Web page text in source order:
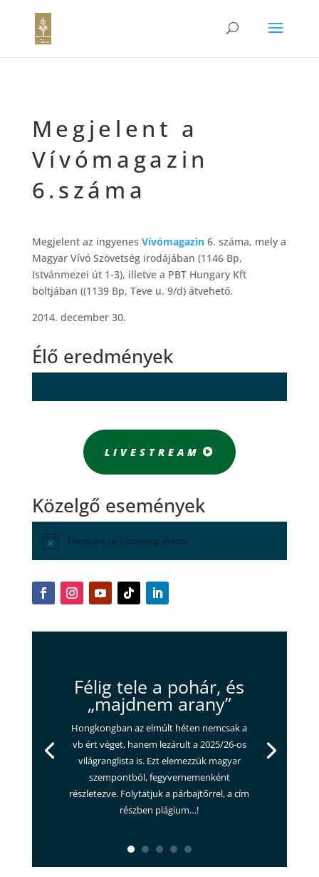
Megjelent a
Vívómagazin
6.száma
Megjelent az ingyenes Vívómagazin 6. száma, mely a
Magyar Vívó Szövetség irodájában (1146 Bp,
Istvánmezei út 1-3), illetve a PBT Hungary Kft
boltjában ((1139 Bp, Teve u. 9/d) átvehető.
2014. december 30.
Élő eredmények
LIVESTREAM
Közelgő események
There are no upcoming events.
Félig tele a pohár, és
„majdnem arany”
Hongkongban az elmúlt héten nemcsak a
vb ért véget, hanem lezárult a 2025/26-os
világranglista is. Ezt elemezzük magyar
szempontból, fegyvernemenként
részletezve. Folytatjuk a párbajtőrrel, a cím
részben plágium…!